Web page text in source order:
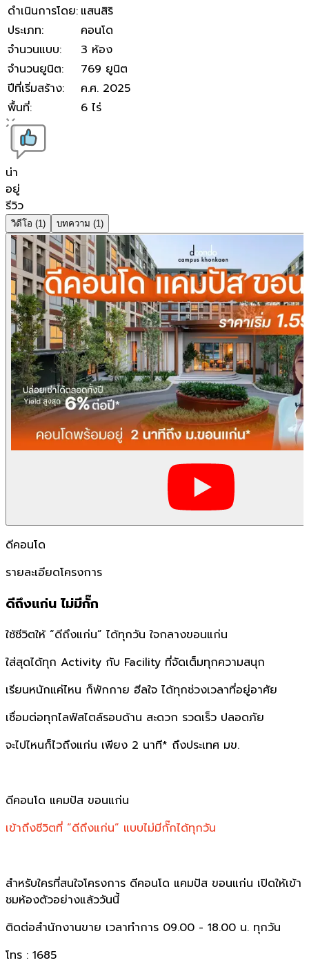
ดำเนินการโดย: แสนสิริ
ประเภท:
คอนโด
จำนวนแบบ:
3 ห้อง
จำนวนยูนิต:
769 ยูนิต
ปีที่เริ่มสร้าง:
ค.ศ. 2025
พื้นที่: 6 ไร่
น่า
อยู่
รีวิว
วิดีโอ (1) บทความ (1)
ดีคอนโด
รายละเอียดโครงการ
ดีถึงแก่น ไม่มีกั๊ก​​
ใช้ชีวิตให้ “ดีถึงแก่น” ได้ทุกวัน ใจกลางขอนแก่น​
ใส่สุดได้ทุก Activity กับ Facility ที่จัดเต็มทุกความสนุก​
เรียนหนักแค่ไหน ก็พักกาย ฮีลใจ ได้ทุกช่วงเวลาที่อยู่อาศัย​
เชื่อมต่อทุกไลฟ์สไตล์รอบด้าน สะดวก รวดเร็ว ปลอดภัย​
จะไปไหนก็ไวถึงแก่น เพียง 2 นาที* ถึงประเทศ มข.​
ดีคอนโด แคมปัส ขอนแก่น​
เข้าถึงชีวิตที่ “ดีถึงแก่น” แบบไม่มีกั๊กได้ทุกวัน​
สำหรับใครที่สนใจโครงการ ดีคอนโด แคมปัส ขอนแก่น เปิดให้เข้า
ชมห้องตัวอย่างแล้ววันนี้
ติดต่อสำนักงานขาย เวลาทำการ 09.00 - 18.00 น. ทุกวัน
โทร : 1685